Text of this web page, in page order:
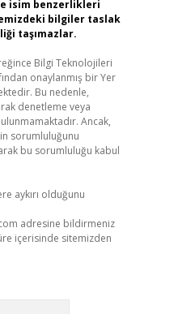
isim benzerlikleri
bilgiler taslak
taşımazlar.
Bilgi Teknolojileri
onaylanmış bir Yer
Bu nedenle,
denetleme veya
Ancak,
sorumluluğunu
bu sorumluluğu kabul
aykırı olduğunu
adresine bildirmeniz
içerisinde sitemizden